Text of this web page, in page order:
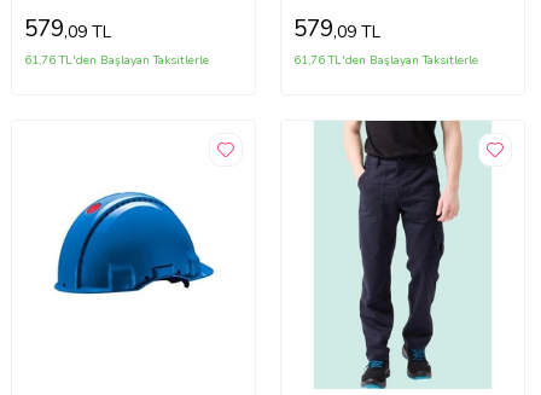
579,09 TL
61,76 TL'den Başlayan Taksitlerle
579,09 TL
61,76 TL'den Başlayan Taksitlerle